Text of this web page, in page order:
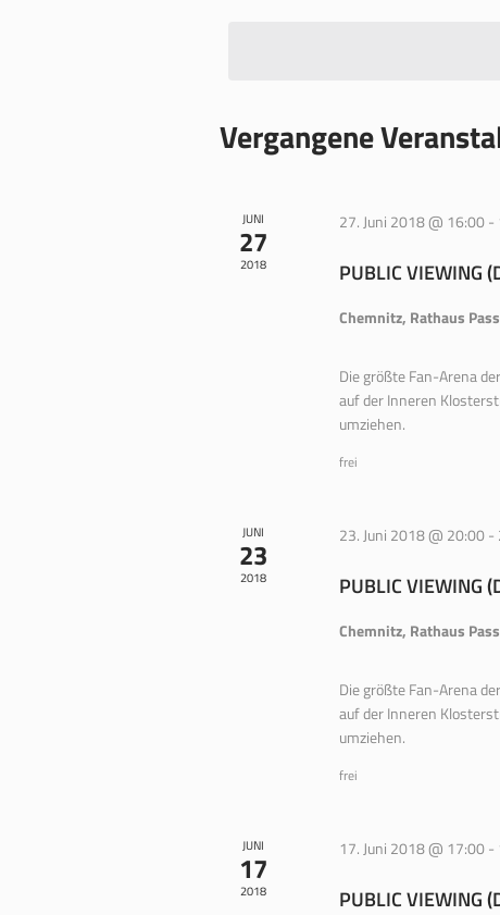
Vergangene
JUNI
27
2018
27. Juni 2018 @ 16:00-
PUBLIC VIEWING
Chemnitz, Rathaus
Die größte Fan-Arena
auf der Inneren
umziehen.
frei
JUNI
23
2018
23. Juni 2018 @ 20:00-
PUBLIC VIEWING
Chemnitz, Rathaus
Die größte Fan-Arena
auf der Inneren
umziehen.
frei
JUNI
17
2018
17. Juni 2018 @ 17:00-
PUBLIC VIEWING